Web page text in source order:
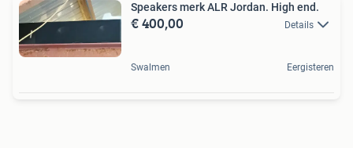
Speakers merk ALR Jordan. High end.
€ 400,00 Details
Swalmen Eergisteren